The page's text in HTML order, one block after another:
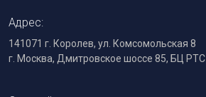
Адрес:
141071 г. Королев, ул. Комсомольская 8
г. Москва, Дмитровское шоссе 85, БЦ РТС